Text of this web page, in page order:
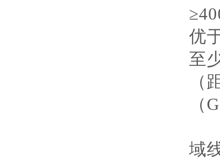
≥
优
至
（
（
域